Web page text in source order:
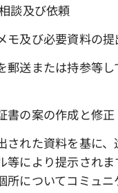
談及び依頼
及び必要資料の提
送または持参等し
の案の作成と修正
れた資料を基に、
等により提示され
所についてコミュ